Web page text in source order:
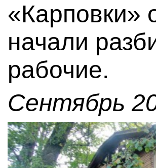
«Карповки»
начали
рабочие.
Сентябрь